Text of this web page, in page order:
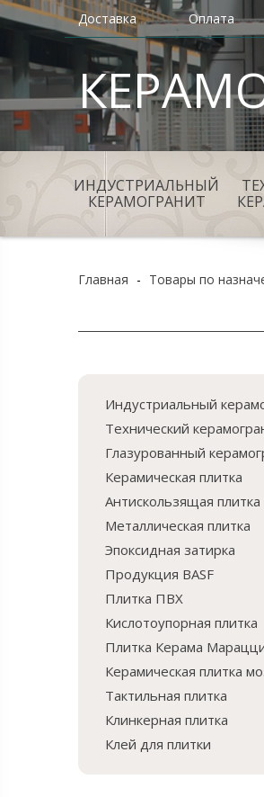
Доставка Оплата
ИНДУСТРИАЛЬНЫЙ
КЕРАМОГРАНИТ
Главная - Товары по
Индустриальный
Технический
Глазурованный
Керамическая плитка
Антискользящая плитка
Металлическая плитка
Эпоксидная затирка
Продукция BASF
Плитка ПВХ
Кислотоупорная плитка
Плитка Керама
Керамическая плитка
Тактильная плитка
Клинкерная плитка
Клей для плитки